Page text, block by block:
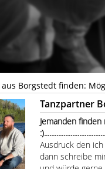
Borgstedt finden:
Tanzpartner
Jemanden
Ausdruck den
dann schreibe